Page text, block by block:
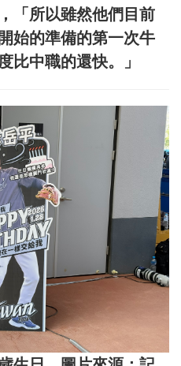
「所以雖然他們目前
始的準備的第一次牛
比中職的還快。」